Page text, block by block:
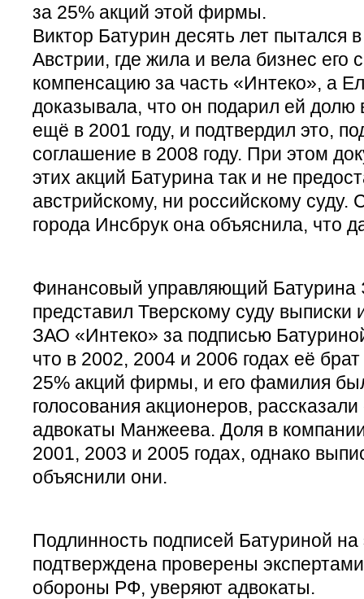
за 25% акций этой фирмы.
Виктор Батурин десять лет пытался
Австрии, где жила и вела бизнес его
компенсацию за часть «Интеко», а
доказывала, что он подарил ей
ещё в 2001 году, и подтвердил это,
соглашение в 2008 году. При этом
этих акций Батурина так и не
австрийскому, ни российскому суду.
города Инсбрук она объяснила, что
Финансовый управляющий
представил Тверскому суду выписки
ЗАО «Интеко» за подписью
что в 2002, 2004 и 2006 годах её
25% акций фирмы, и его фамилия
голосования акционеров,
адвокаты Манжеева. Доля в
2001, 2003 и 2005 годах, однако
объяснили они.
Подлинность подписей Батуриной
подтверждена проверены
обороны РФ, уверяют адвокаты.